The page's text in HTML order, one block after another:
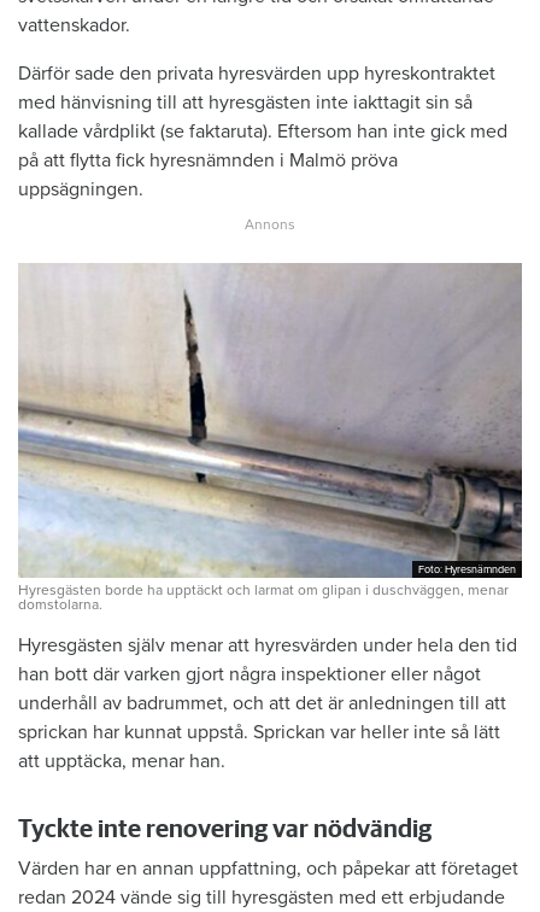
vattenskador.
Därför sade den privata hyresvärden upp hyreskontraktet
med hänvisning till att hyresgästen inte iakttagit sin så
kallade vårdplikt (se faktaruta). Eftersom han inte gick med
på att flytta fick hyresnämnden i Malmö pröva
uppsägningen.
Foto: Hyresnämnden
Foto: Hyresnämnden
Hyresgästen borde ha upptäckt och larmat om glipan i duschväggen, menar
domstolarna.
Hyresgästen själv menar att hyresvärden under hela den tid
han bott där varken gjort några inspektioner eller något
underhåll av badrummet, och att det är anledningen till att
sprickan har kunnat uppstå. Sprickan var heller inte så lätt
att upptäcka, menar han.
Tyckte inte renovering var nödvändig
Värden har en annan uppfattning, och påpekar att företaget
redan 2024 vände sig till hyresgästen med ett erbjudande